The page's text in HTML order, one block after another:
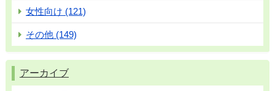
女性向け (121)
その他 (149)
アーカイブ